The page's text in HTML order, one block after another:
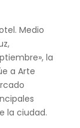
Medio
la
a Arte
la ciudad.